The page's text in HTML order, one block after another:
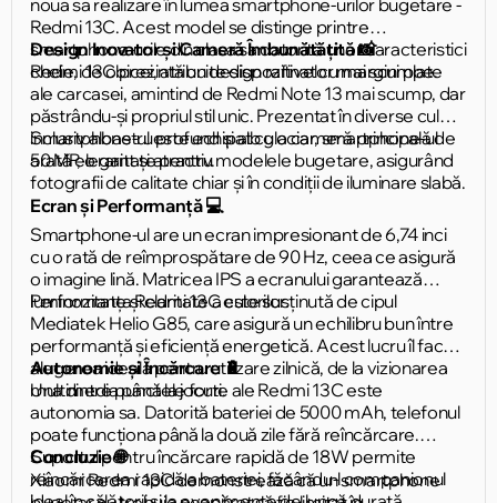
noua sa realizare în lumea smartphone-urilor bugetare -
Redmi 13C. Acest model se distinge printre
smartphone-urile din clasa sa datorită unor caracteristici
cheie, de obicei, atribuite dispozitivelor mai scumpe.
Design Inovator și Cameră Îmbunătățită 📸
Redmi 13C prezintă un design rafinat cu margini plate
ale carcasei, amintind de Redmi Note 13 mai scump, dar
păstrându-și propriul stil unic. Prezentat în diverse culori,
inclusiv albastru profund și alb glaciar, smartphone-ul
arată elegant și atractiv.
Smartphone-ul este echipat cu o cameră principală de
50 MP, o raritate pentru modelele bugetare, asigurând
fotografii de calitate chiar și în condiții de iluminare slabă.
Ecran și Performanță 💻
Smartphone-ul are un ecran impresionant de 6,74 inci
cu o rată de reîmprospătare de 90 Hz, ceea ce asigură
o imagine lină. Matricea IPS a ecranului garantează
luminozitate și claritate a culorilor.
Performanța Redmi 13C este susținută de cipul
Mediatek Helio G85, care asigură un echilibru bun între
performanță și eficiență energetică. Acest lucru îl face
alegerea ideală pentru utilizare zilnică, de la vizionarea
multimedia până la jocuri.
Autonomie și Încărcare 🔋
Una dintre punctele forte ale Redmi 13C este
autonomia sa. Datorită bateriei de 5000 mAh, telefonul
poate funcționa până la două zile fără reîncărcare.
Suportul pentru încărcare rapidă de 18W permite
reîncărcarea rapidă a bateriei, făcându-l companionul
Concluzie 🌐
Xiaomi Redmi 13C demonstrează că un smartphone